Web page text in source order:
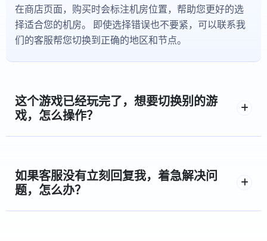
在商店页面，购买时会标注机房位置，帮助您更好的选
择适合您的机房。 即使选择错误也不要紧，可以联系我
们的客服帮您切换到正确的地区和节点。
这个游戏已经玩完了，想要切换别的游
戏，怎么操作？
如果客服没有立刻回复我，着急解决问
题，怎么办？